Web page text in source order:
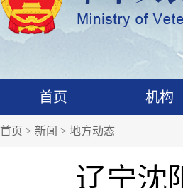
首页 机构
首页 > 新闻 > 地方动态
辽宁沈